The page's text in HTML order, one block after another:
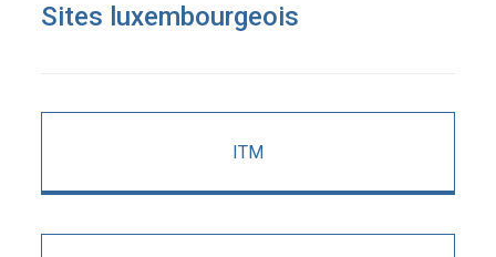
Sites luxembourgeois
ITM